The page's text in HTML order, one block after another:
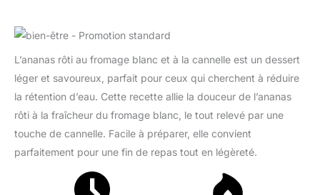
L’ananas rôti au fromage blanc et à la cannelle est un dessert
léger et savoureux, parfait pour ceux qui cherchent à réduire
la rétention d’eau. Cette recette allie la douceur de l’ananas
rôti à la fraîcheur du fromage blanc, le tout relevé par une
touche de cannelle. Facile à préparer, elle convient
parfaitement pour une fin de repas tout en légèreté.